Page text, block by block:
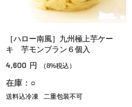
［ハロー南風］九州極上芋ケー
キ 芋モンブラン６個入
4,600 円 （8%税込）
在庫：○
送料込冷凍 二重包装不可